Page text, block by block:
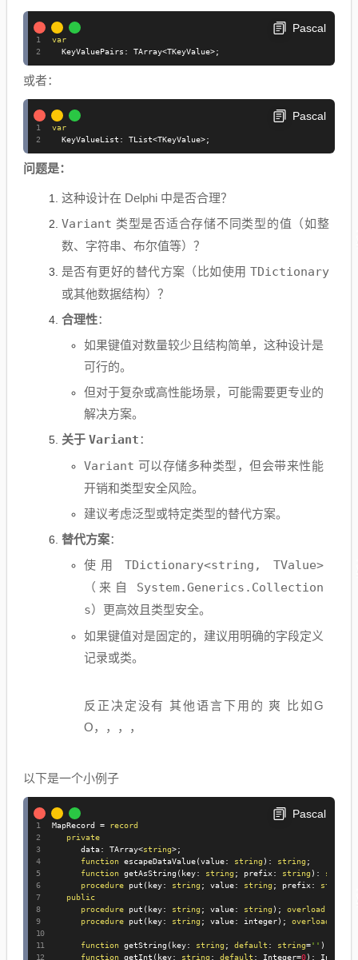
Pascal
var
  KeyValuePairs
: TArray<TKeyValue>;
或者：
Pascal
var
  KeyValueList
: TList<TKeyValue>;
问题是：
这种设计在 Delphi 中是否合理？
Variant 类型是否适合存储不同类型的值（如整
数、字符串、布尔值等）？
是否有更好的替代方案（比如使用 TDictionary
或其他数据结构）？
合理性：
如果键值对数量较少且结构简单，这种设计是
可行的。
但对于复杂或高性能场景，可能需要更专业的
解决方案。
关于 Variant：
Variant 可以存储多种类型，但会带来性能
开销和类型安全风险。
建议考虑泛型或特定类型的替代方案。
替代方案：
使用TDictionary<string, TValue>
（来自 System.Generics.Collection
s）更高效且类型安全。
如果键值对是固定的，建议用明确的字段定义
记录或类。
反正决定没有 其他语言下用的 爽 比如G
O，，，，
以下是一个小例子
Pascal
MapRecord =
record
private
      data
: TArray<string>;
function escapeDataValue(value: string ) : string ;
function getAsString ( key: string ; prefix: string ) : string
procedure put ( key: string ; value: string ; prefix: string
public
procedure put ( key: string ; value: string ) ; overload
procedure put ( key: string ; value: integer) ; overload
function getString ( key: string ; default : string='' )
function getInt ( key: string ; default : Integer=0) : Integer